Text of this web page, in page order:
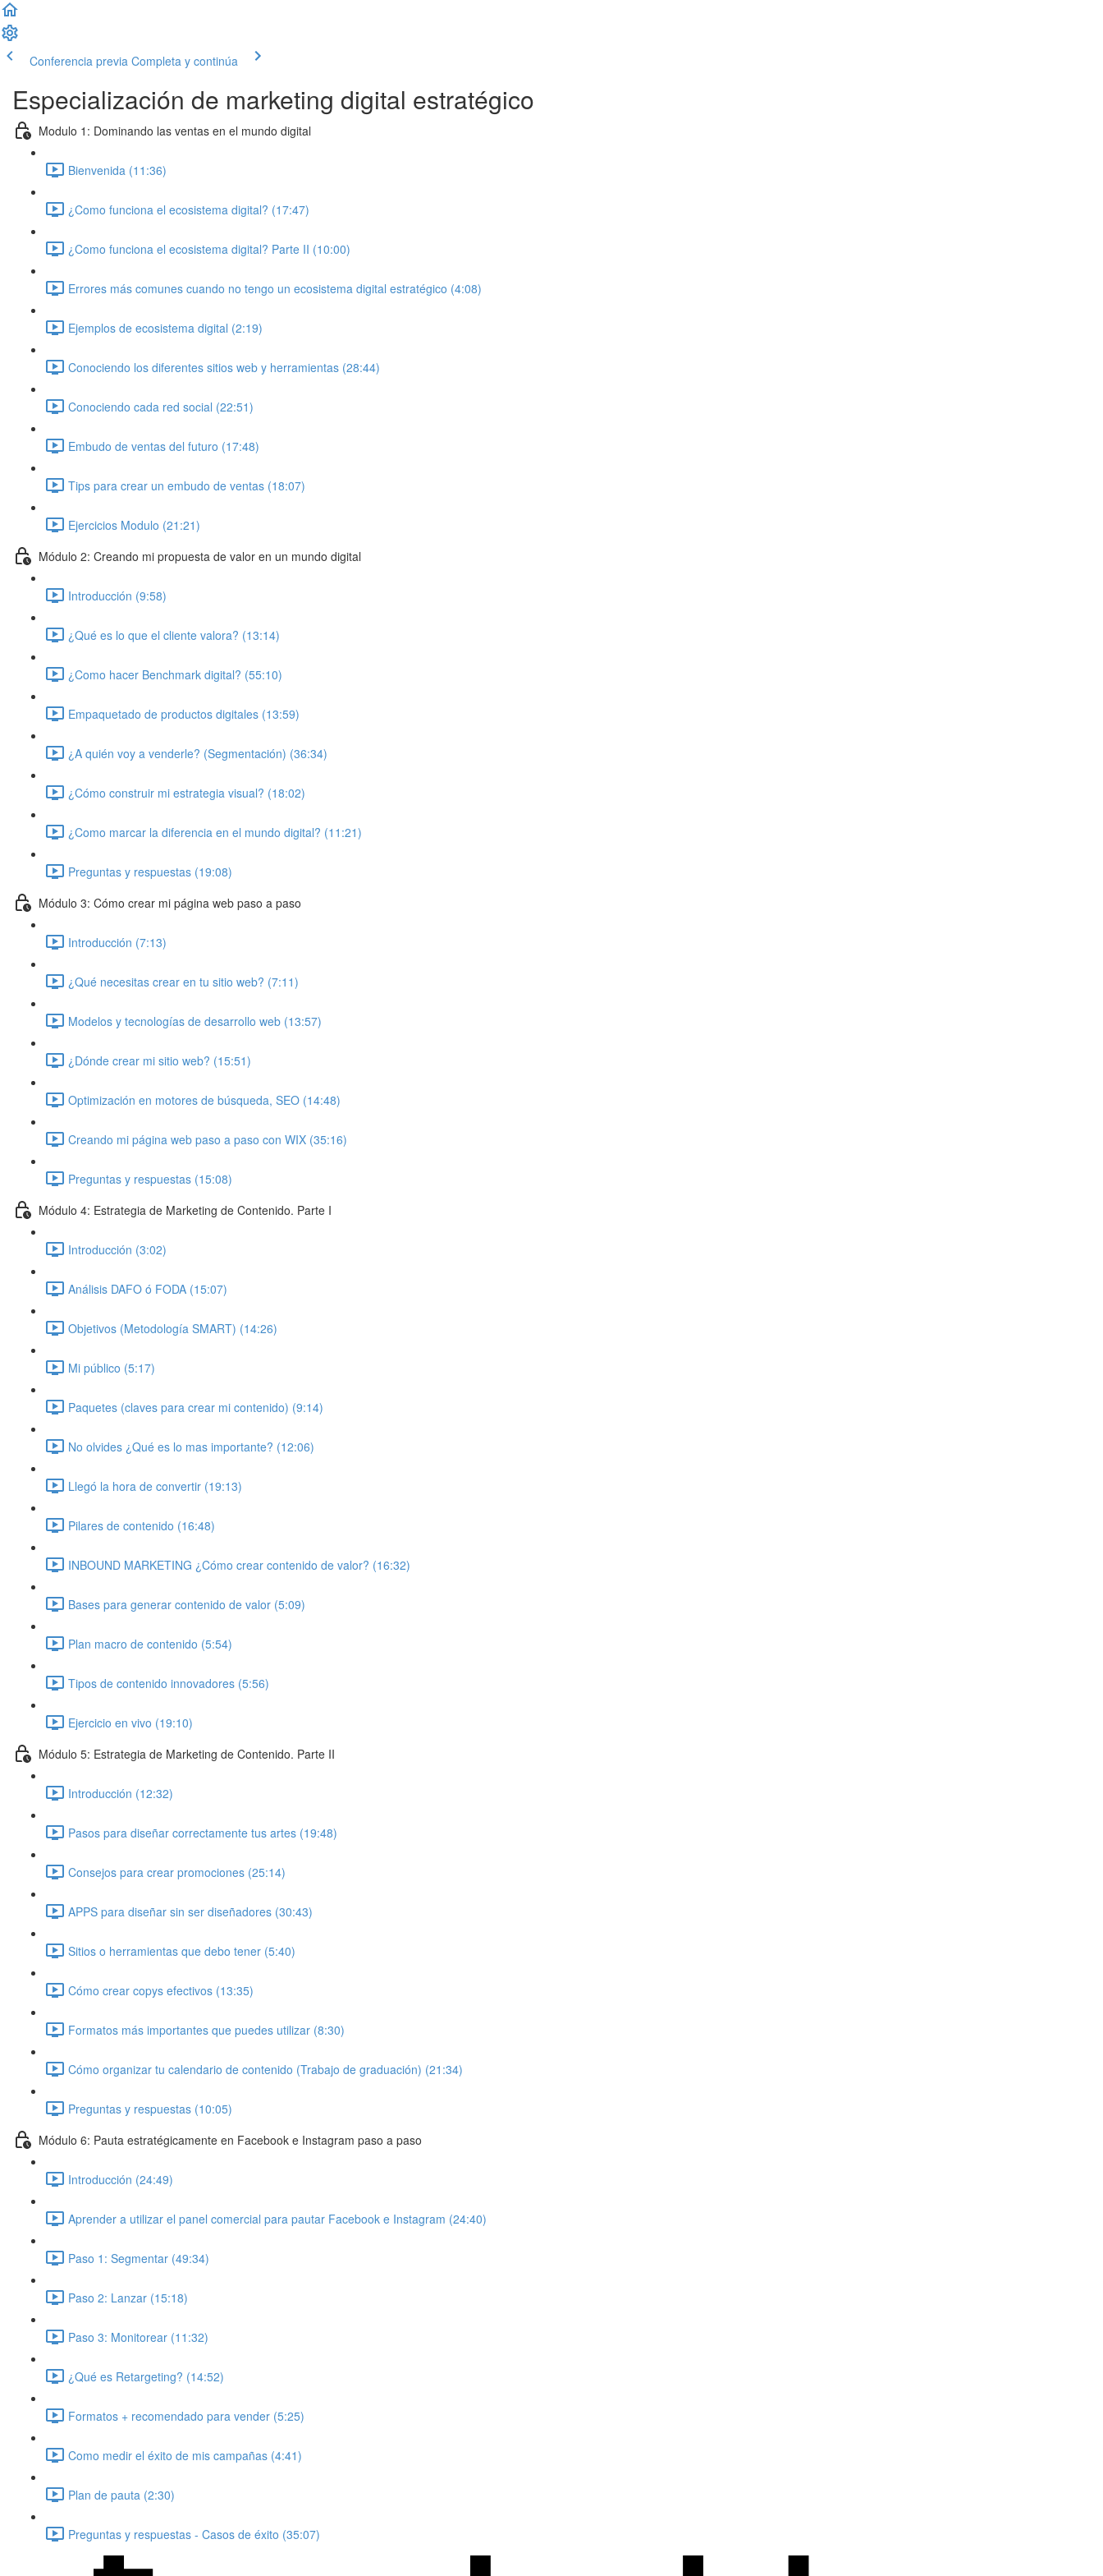
Conferencia previa Completa y continúa
Especialización de marketing digital estratégico
Modulo 1: Dominando las ventas en el mundo digital
Bienvenida (11:36)
¿Como funciona el ecosistema digital? (17:47)
¿Como funciona el ecosistema digital? Parte II (10:00)
Errores más comunes cuando no tengo un ecosistema digital estratégico (4:08)
Ejemplos de ecosistema digital (2:19)
Conociendo los diferentes sitios web y herramientas (28:44)
Conociendo cada red social (22:51)
Embudo de ventas del futuro (17:48)
Tips para crear un embudo de ventas (18:07)
Ejercicios Modulo (21:21)
Módulo 2: Creando mi propuesta de valor en un mundo digital
Introducción (9:58)
¿Qué es lo que el cliente valora? (13:14)
¿Como hacer Benchmark digital? (55:10)
Empaquetado de productos digitales (13:59)
¿A quién voy a venderle? (Segmentación) (36:34)
¿Cómo construir mi estrategia visual? (18:02)
¿Como marcar la diferencia en el mundo digital? (11:21)
Preguntas y respuestas (19:08)
Módulo 3: Cómo crear mi página web paso a paso
Introducción (7:13)
¿Qué necesitas crear en tu sitio web? (7:11)
Modelos y tecnologías de desarrollo web (13:57)
¿Dónde crear mi sitio web? (15:51)
Optimización en motores de búsqueda, SEO (14:48)
Creando mi página web paso a paso con WIX (35:16)
Preguntas y respuestas (15:08)
Módulo 4: Estrategia de Marketing de Contenido. Parte I
Introducción (3:02)
Análisis DAFO ó FODA (15:07)
Objetivos (Metodología SMART) (14:26)
Mi público (5:17)
Paquetes (claves para crear mi contenido) (9:14)
No olvides ¿Qué es lo mas importante? (12:06)
Llegó la hora de convertir (19:13)
Pilares de contenido (16:48)
INBOUND MARKETING ¿Cómo crear contenido de valor? (16:32)
Bases para generar contenido de valor (5:09)
Plan macro de contenido (5:54)
Tipos de contenido innovadores (5:56)
Ejercicio en vivo (19:10)
Módulo 5: Estrategia de Marketing de Contenido. Parte II
Introducción (12:32)
Pasos para diseñar correctamente tus artes (19:48)
Consejos para crear promociones (25:14)
APPS para diseñar sin ser diseñadores (30:43)
Sitios o herramientas que debo tener (5:40)
Cómo crear copys efectivos (13:35)
Formatos más importantes que puedes utilizar (8:30)
Cómo organizar tu calendario de contenido (Trabajo de graduación) (21:34)
Preguntas y respuestas (10:05)
Módulo 6: Pauta estratégicamente en Facebook e Instagram paso a paso
Introducción (24:49)
Aprender a utilizar el panel comercial para pautar Facebook e Instagram (24:40)
Paso 1: Segmentar (49:34)
Paso 2: Lanzar (15:18)
Paso 3: Monitorear (11:32)
¿Qué es Retargeting? (14:52)
Formatos + recomendado para vender (5:25)
Como medir el éxito de mis campañas (4:41)
Plan de pauta (2:30)
Preguntas y respuestas - Casos de éxito (35:07)